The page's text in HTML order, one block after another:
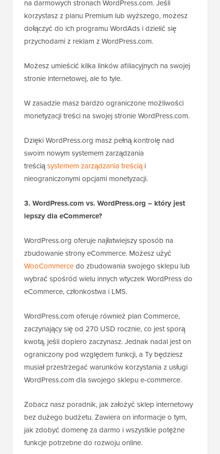
na darmowych stronach WordPress.com. Jeśli
korzystasz z planu Premium lub wyższego, możesz
dołączyć do ich programu WordAds i dzielić się
przychodami z reklam z WordPress.com.
Możesz umieścić kilka linków afiliacyjnych na swojej
stronie internetowej, ale to tyle.
W zasadzie masz bardzo ograniczone możliwości
monetyzacji treści na swojej stronie WordPress.com.
Dzięki WordPress.org masz pełną kontrolę nad
swoim nowym systemem zarządzania
treściąsystemem zarządzania treściąi
nieograniczonymi opcjami monetyzacji.
3. WordPress.com vs. WordPress.org – który jest
lepszy dla eCommerce?
WordPress.org oferuje najłatwiejszy sposób na
zbudowanie strony eCommerce. Możesz użyć
WooCommercedo zbudowania swojego sklepu lub
wybrać spośród wielu innych wtyczek WordPress do
eCommerce, członkostwa i LMS.
WordPress.com oferuje również plan Commerce,
zaczynający się od 270 USD rocznie, co jest sporą
kwotą, jeśli dopiero zaczynasz. Jednak nadal jest on
ograniczony pod względem funkcji, a Ty będziesz
musiał przestrzegać warunków korzystania z usługi
WordPress.com dla swojego sklepu e-commerce.
Zobacz nasz poradnik, jak założyć sklep internetowy
bez dużego budżetu. Zawiera on informacje o tym,
jak zdobyć domenę za darmo i wszystkie potężne
funkcje potrzebne do rozwoju online.